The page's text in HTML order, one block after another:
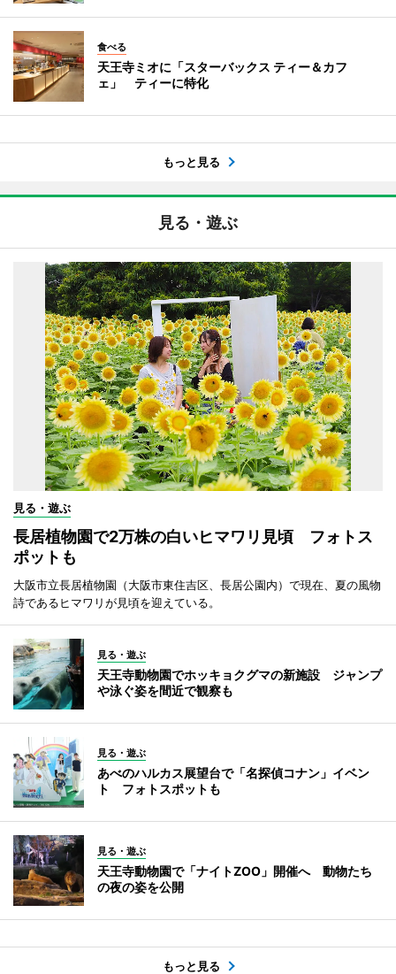
食べる
天王寺ミオに「スターバックス ティー＆カフ
ェ」 ティーに特化
もっと見る
見る・遊ぶ
見る・遊ぶ
長居植物園で2万株の白いヒマワリ見頃 フォトス
ポットも
大阪市立長居植物園（大阪市東住吉区、長居公園内）で現在、夏の風物
詩であるヒマワリが見頃を迎えている。
見る・遊ぶ
天王寺動物園でホッキョクグマの新施設 ジャンプ
や泳ぐ姿を間近で観察も
見る・遊ぶ
あべのハルカス展望台で「名探偵コナン」イベン
ト フォトスポットも
見る・遊ぶ
天王寺動物園で「ナイトZOO」開催へ 動物たち
の夜の姿を公開
もっと見る